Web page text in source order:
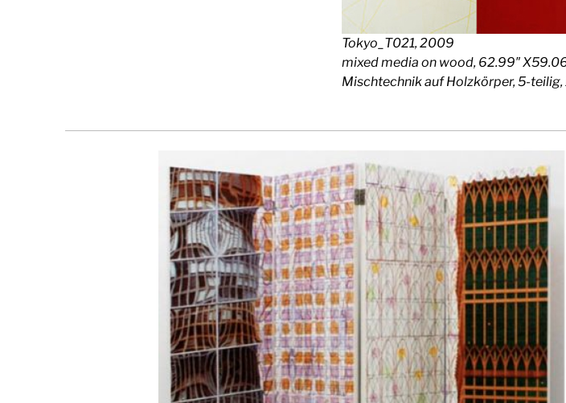
Tokyo_T021, 2009
mixed media on wood, 62.99″
Mischtechnik auf Holzkörper, 5-teilig,